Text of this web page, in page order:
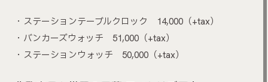
・ステーションテーブルクロック 14,000（+tax）
・バンカーズウォッチ 51,000（+tax）
・ステーションウォッチ 50,000（+tax）